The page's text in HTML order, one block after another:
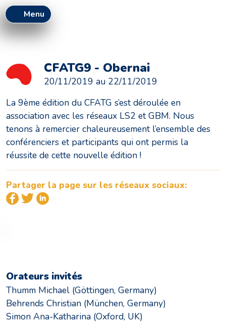
Menu
CFATG9 - Obernai
20/11/2019 au 22/11/2019
La 9ème édition du CFATG s’est déroulée en
association avec les réseaux LS2 et GBM. Nous
tenons à remercier chaleureusement l’ensemble des
conférenciers et participants qui ont permis la
réussite de cette nouvelle édition !
Partager la page sur les réseaux sociaux:
Orateurs invités
Thumm Michael (Göttingen, Germany)
Behrends Christian (München, Germany)
Simon Ana-Katharina (Oxford, UK)